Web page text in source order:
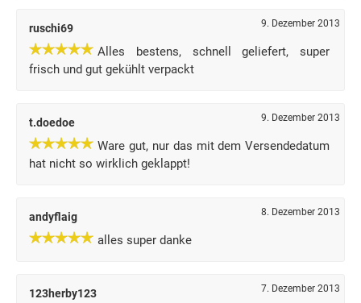
ruschi69 9. Dezember 2013
Alles bestens, schnell geliefert, super
frisch und gut gekühlt verpackt
t.doedoe 9. Dezember 2013
Ware gut, nur das mit dem Versendedatum
hat nicht so wirklich geklappt!
andyflaig 8. Dezember 2013
alles super danke
123herby123 7. Dezember 2013